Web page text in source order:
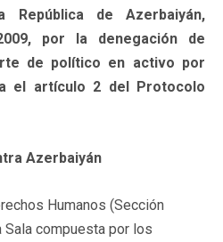
República de Azerbaiyán,
por la denegación de
de político en activo por
el artículo 2 del Protocolo
Azerbaiyán
Humanos (Sección
Sala compuesta por los